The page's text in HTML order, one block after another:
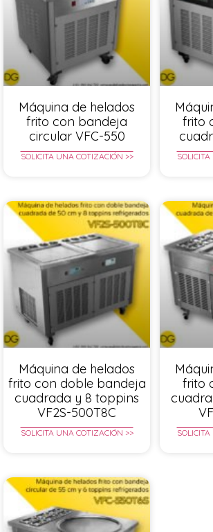
Máquina de helados
frito con bandeja
circular VFC-550
SOLICITA UNA COTIZACIÓN >>
frito
Máquina de helados
frito con doble bandeja
cuadrada y 8 toppins
VF2S-500T8C
SOLICITA UNA COTIZACIÓN >>
frito